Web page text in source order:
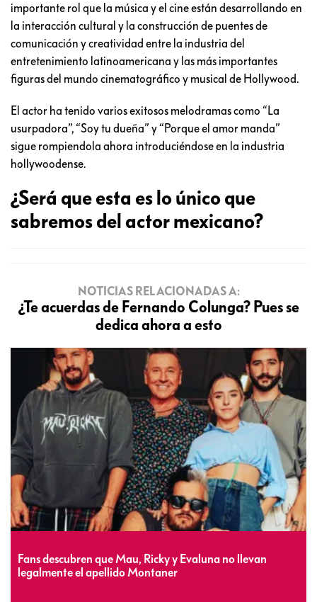
importante rol que la música y el cine están desarrollando en
la interacción cultural y la construcción de puentes de
comunicación y creatividad entre la industria del
entretenimiento latinoamericana y las más importantes
figuras del mundo cinematográfico y musical de Hollywood.
El actor ha tenido varios exitosos melodramas como “La
usurpadora”, “Soy tu dueña” y “Porque el amor manda”
sigue rompiendola ahora introduciéndose en la industria
hollywoodense.
¿Será que esta es lo único que
sabremos del actor mexicano?
NOTICIAS RELACIONADAS A:
¿Te acuerdas de Fernando Colunga? Pues se
dedica ahora a esto
Fans descubren que Mau, Ricky y Evaluna no llevan
legalmente el apellido Montaner